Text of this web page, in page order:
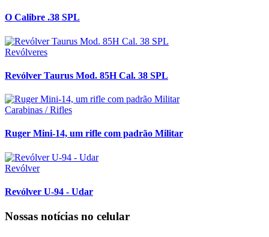
O Calibre .38 SPL
Revólveres
Revólver Taurus Mod. 85H Cal. 38 SPL
Carabinas / Rifles
Ruger Mini-14, um rifle com padrão Militar
Revólver
Revólver U-94 - Udar
Nossas notícias no celular